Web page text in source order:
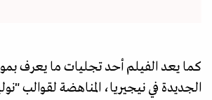
كما يعد الفيلم أحد تجليات ما يعرف
الجديدة في نيجيريا، المناهضة لقوالب